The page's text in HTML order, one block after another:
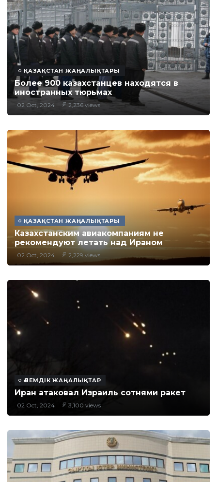
ҚАЗАҚСТАН ЖАҢАЛЫҚТАРЫ
Более 900 казахстанцев находятся в
иностранных тюрьмах
02 Oct, 2024 2,236 views
ҚАЗАҚСТАН ЖАҢАЛЫҚТАРЫ
Казахстанским авиакомпаниям не
рекомендуют летать над Ираном
02 Oct, 2024 2,229 views
ӘЛЕМДІК ЖАҢАЛЫҚТАР
Иран атаковал Израиль сотнями ракет
02 Oct, 2024 3,100 views